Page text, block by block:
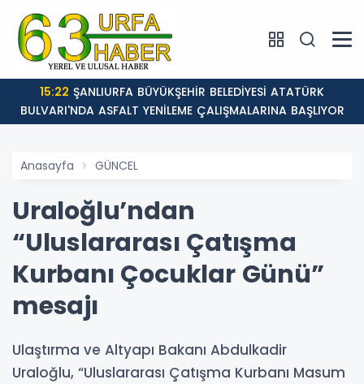
15:22
BULVARI'NDA ASFALT YENİLEME ÇALIŞMALARINA BAŞLIYOR
Anasayfa GÜNCEL
Uraloğlu’ndan
“Uluslararası Çatışma
Kurbanı Çocuklar Günü”
mesajı
Ulaştırma ve Altyapı Bakanı Abdulkadir
Uraloğlu, “Uluslararası Çatışma Kurbanı Masum